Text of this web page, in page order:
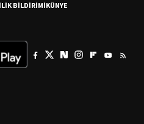
BİLDİRİMİKÜNYE